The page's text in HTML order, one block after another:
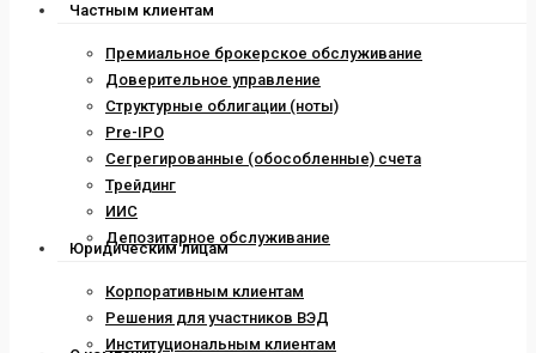
Частным клиентам
Премиальное брокерское обслуживание
Доверительное управление
Структурные облигации (ноты)
Pre-IPO
Сегрегированные (обособленные) счета
Трейдинг
ИИС
Депозитарное обслуживание
Юридическим лицам
Корпоративным клиентам
Решения для участников ВЭД
Институциональным клиентам